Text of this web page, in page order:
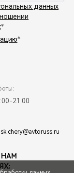
данных
*
*
21:00